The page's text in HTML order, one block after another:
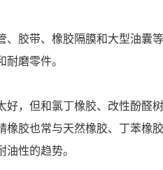
胶带、橡胶隔膜和大型油囊
磨零件。
，但和氯丁橡胶、改性酚醛
胶也常与天然橡胶、丁苯橡
性的趋势。